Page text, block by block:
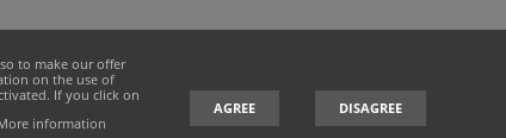
to make our offer
on the use of
If you click on
information
AGREE DISAGREE